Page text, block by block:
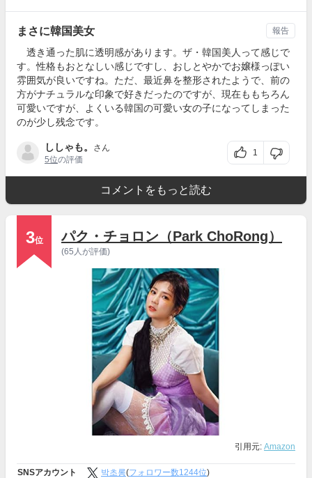
まさに韓国美女
透き通った肌に透明感があります。ザ・韓国美人って感じで
す。性格もおとなしい感じですし、おしとやかでお嬢様っぽい
雰囲気が良いですね。ただ、最近鼻を整形されたようで、前の
方がナチュラルな印象で好きだったのですが、現在ももちろん
可愛いですが、よくいる韓国の可愛い女の子になってしまった
のが少し残念です。
ししゃも。
さん
5位の評価
1
報告
コメントをもっと読む
3位 パク・チョロン（Park ChoRong）
(65人が評価)
引用元: Amazon
SNSアカウント 박초롱(フォロワー数1244位)